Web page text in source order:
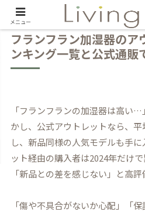
フランフラン加湿器のア
ンキング一覧と公式通販
「フランフランの加湿器は高い
かし、公式アウトレットなら、平
し、新品同様の人気モデルも手
ット経由の購入者は2024年だけで
「新品との差を感じない」と高評
「傷や不具合がないか心配」「
メニュー